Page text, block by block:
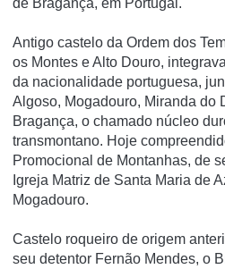
Antigo castelo da Ordem dos
os Montes e Alto Douro,
da nacionalidade portuguesa,
Algoso, Mogadouro, Miranda do
Bragança, o chamado núcleo
transmontano. Hoje
Promocional de Montanhas, de
Igreja Matriz de Santa Maria de
Mogadouro.
Castelo roqueiro de origem
seu detentor Fernão Mendes, o